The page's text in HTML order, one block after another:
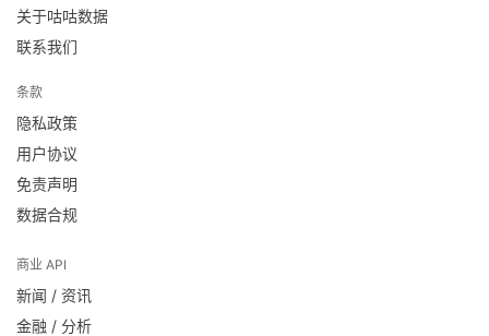
关于咕咕数据
联系我们
条款
隐私政策
用户协议
免责声明
数据合规
商业 API
新闻 / 资讯
金融 / 分析